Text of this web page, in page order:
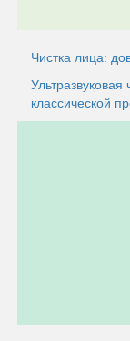
Чистка лица:
классической